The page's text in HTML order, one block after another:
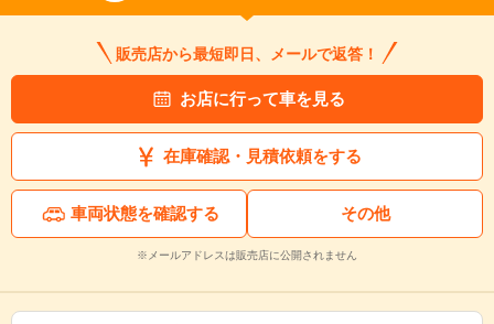
販売店から最短即日、メールで返答！
お店に行って車を見る
在庫確認・見積依頼をする
車両状態を確認する その他
※メールアドレスは販売店に公開されません